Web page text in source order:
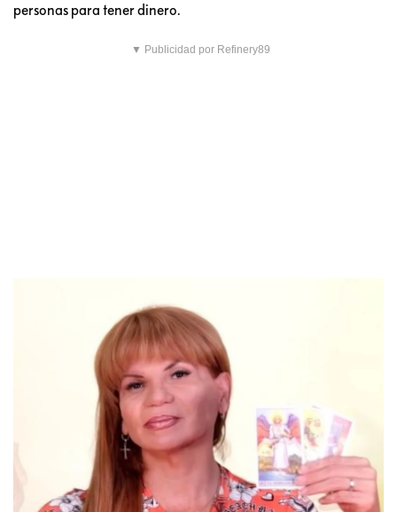
personas para tener dinero.
▼ Publicidad por Refinery89